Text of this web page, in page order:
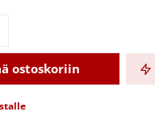
ostoskoriin